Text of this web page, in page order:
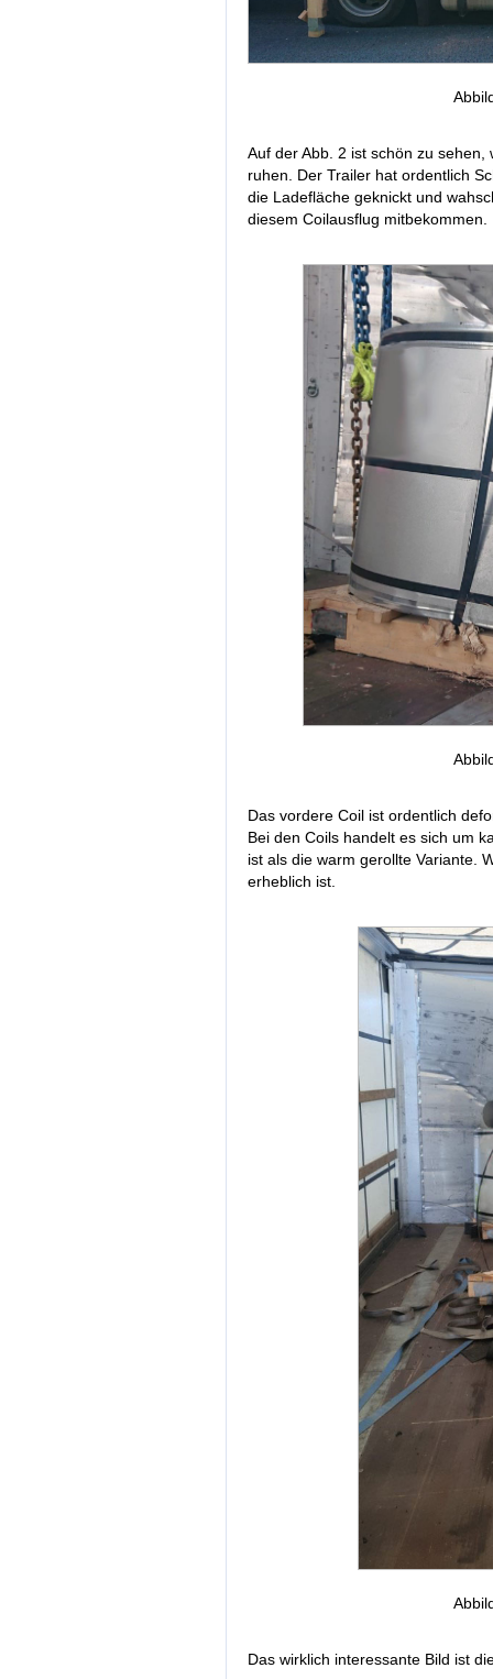
Auf der Abb. 2 ist schön zu
ruhen. Der Trailer hat ordentlich
die Ladefläche geknickt und
diesem Coilausflug mitbekommen.
Das vordere Coil ist ordentlich
Bei den Coils handelt es sich um
ist als die warm gerollte Variante.
erheblich ist.
Das wirklich interessante Bild ist